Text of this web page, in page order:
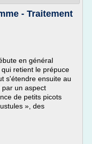
- Traitement
en général
retient le prépuce
s'étendre ensuite au
un aspect
de petits picots
», des